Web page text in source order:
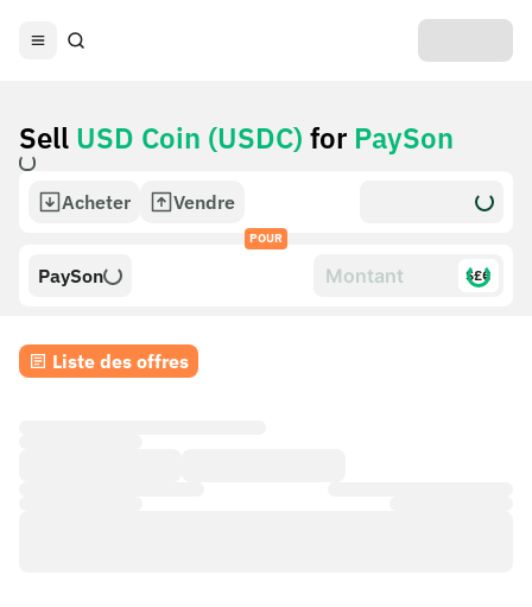
Sell USD Coin (USDC) for PaySon
Acheter Vendre
POUR
PaySon $£€
Liste des offres